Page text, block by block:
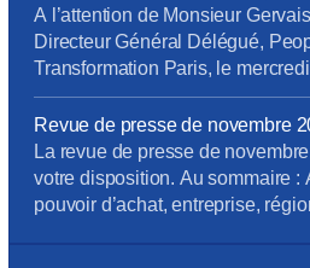
d’emplois permettant d’utiliser
locales en ingéniérie
A l’attention de Monsieur
Directeur Général Délégué,
Transformation Paris, le
Objet : alertes sur le projet
Campus Monsieur le Directeur,
porter à votre connaissance nos
celles des salariés concernés
immobilier Montpellier Campus
Revue de presse de novembre
La revue de presse de
votre disposition. Au sommaire :
pouvoir d’achat, entreprise,